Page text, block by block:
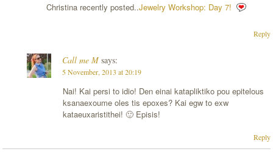
Christina recently posted..Jewelry Workshop: Day 7!
Reply
Call me M says:
5 November, 2013 at 20:19
Nai! Kai persi to idio! Den einai katapliktiko pou epitelous
ksanaexoume oles tis epoxes? Kai egw to exw
kataeuxaristithei! 🙂 Episis!
Reply